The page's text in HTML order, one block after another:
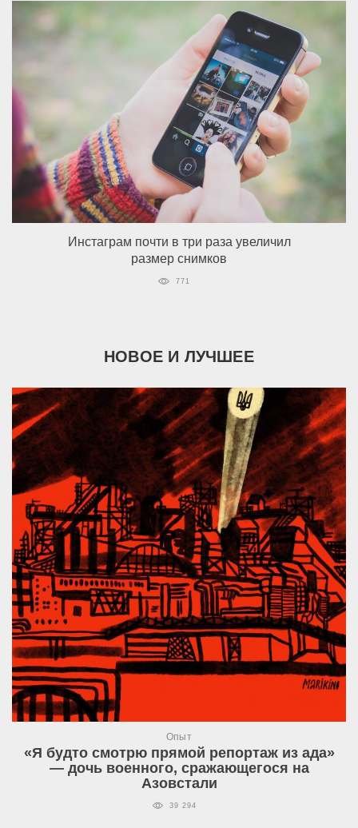
Инстаграм почти в три раза увеличил
размер снимков
771
НОВОЕ И ЛУЧШЕЕ
Опыт
«Я будто смотрю прямой репортаж из ада»
— дочь военного, сражающегося на
Азовстали
39 294